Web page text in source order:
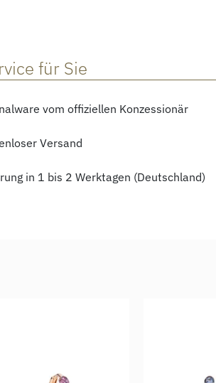
für Sie
vom offiziellen Konzessionär
Versand
in 1 bis 2 Werktagen (Deutschland)